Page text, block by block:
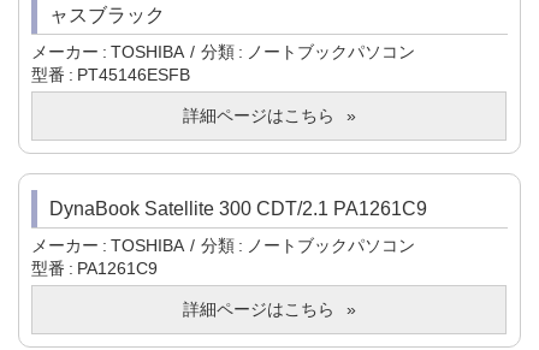
ャスブラック
メーカー TOSHIBA 分類
ノートブックパソコン
型番
PT45146ESFB
詳細ページはこちら
DynaBook Satellite 300 CDT/2.1 PA1261C9
メーカー TOSHIBA 分類
ノートブックパソコン
型番
PA1261C9
詳細ページはこちら